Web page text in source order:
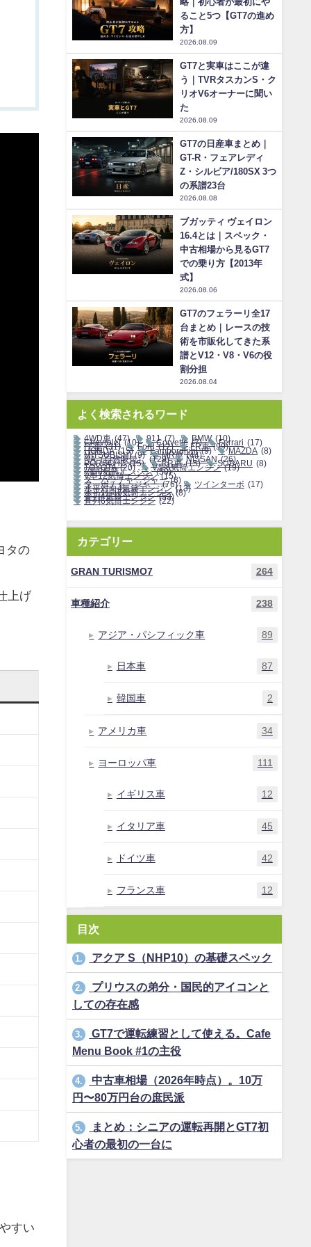
タの
上げ
すい
略｜初心者が最初にや
ること5つ【GT7の進め
方】
2026.08.09
GT7と実車はここが違
う｜TVRタスカンS・ク
リオV6オーナーに聞い
た
2026.08.09
GT7の日産車まとめ｜
GT-R・フェアレディ
Z・シルビア/180SX 3つ
の系譜23台
2026.08.08
ブガッティ ヴェイロン
16.4とは｜スペック・
中古相場から見るGT7
での乗り方【2013年
式】
2026.08.06
GT7のフェラーリ全17
台まとめ｜レースの技
術を市販化してきた系
譜とV12・V8・V6の役
割分担
2026.08.04
よく検索されるワード
4WD車 (47) 911 (7) BMW (10)
Chevrolet (10) Corvette (7) Ferrari (17)
FF車 (31) Ford (12) FR車 (99)
HONDA (15) Lamborghini (9) MAZDA (8)
MITSUBISHI (9) MR車 (44)
NA（自然吸気） (129) NISSAN (26)
PORSCHE (15) RR車 (15) SUBARU (8)
TOYOTA (20) V型6気筒エンジン (19)
V型8気筒エンジン (50)
V型12気筒エンジン (15)
スーパーチャージャー (8)
ターボチャージャー (76) ツインターボ (17)
水平対向4気筒エンジン (13)
水平対向6気筒エンジン (8)
直列4気筒エンジン (53)
直列6気筒エンジン (22)
カテゴリー
GRAN TURISMO7 264
車種紹介 238
アジア・パシフィック車 89
日本車 87
韓国車 2
アメリカ車 34
ヨーロッパ車 111
イギリス車 12
イタリア車 45
ドイツ車 42
フランス車 12
目次
1. アクア S（NHP10）の基礎スペック
2.
プリウスの弟分・国民的アイコンと
しての存在感
3.
GT7で運転練習として使える。Cafe
Menu Book #1の主役
4.
中古車相場（2026年時点）。10万
円〜80万円台の庶民派
5.
まとめ：シニアの運転再開とGT7初
心者の最初の一台に